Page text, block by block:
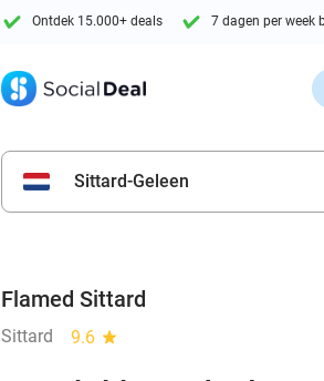
Ontdek 15.000+ deals 7 dagen per week
Sittard-Geleen
Flamed Sittard
Sittard 9.6 star